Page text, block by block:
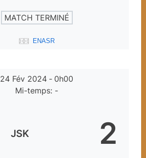
MATCH TERMINÉ
ENASR
24 Fév 2024 - 0h00
Mi-temps: -
JSK 2